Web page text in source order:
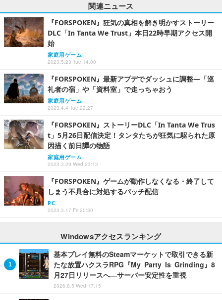
関連ニュース
『FORSPOKEN』狂気の真相を解き明かすストーリー
DLC「In Tanta We Trust」本日22時早期アクセス開
始
家庭用ゲーム
2023.5.23 Tue 14:00
『FORSPOKEN』最新アプデでダッシュに調整―「巡
礼者の宿」や「資料室」で走っちゃおう
家庭用ゲーム
2023.4.4 Tue 22:27
『FORSPOKEN』ストーリーDLC「In Tanta We Trus
t」5月26日配信決定！タンタたちが狂気に駆られた原
因描く前日譚の物語
家庭用ゲーム
2023.3.29 Wed 23:12
『FORSPOKEN』ゲームが動作しなくなる・終了して
しまう不具合に対処するパッチ配信
PC
2023.3.17 Fri 20:30
Windowsアクセスランキング
基本プレイ無料のSteamマーケットで取引できる新
たな放置ハクスラRPG『My Party Is Grinding』8
月27日リリースへ―サーバー安定性を重視
2026.8.5 Wed 17:15